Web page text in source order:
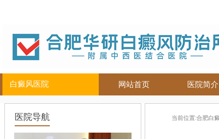
白癜风医院
儿童
网站首页 医院简介
医院导航 当前位置:合肥白